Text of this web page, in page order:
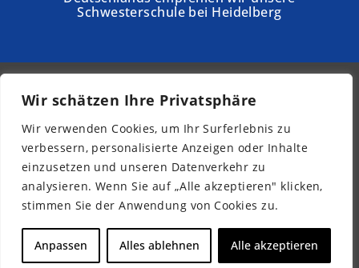
Wir schätzen Ihre Privatsphäre
Wir verwenden Cookies, um Ihr Surferlebnis zu
verbessern, personalisierte Anzeigen oder Inhalte
einzusetzen und unseren Datenverkehr zu
analysieren. Wenn Sie auf „Alle akzeptieren" klicken,
stimmen Sie der Anwendung von Cookies zu.
Anpassen Alles ablehnen Alle akzeptieren
Schwesterschule bei Heidelberg
© 2026 - Schloss Torgelow
Newsletter
Impressum
Datenschutz
Barrierefreiheit
DE